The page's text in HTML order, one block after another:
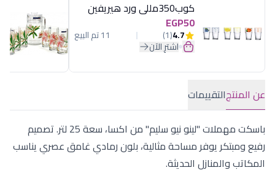
كوب350مللى ورد هيريفين
EGP50
4.7
(1) 11 تم البيع
اشترِ الآن
عن المنتجالتقييمات
باسكت مهملات "لينو نيو سليم" من اكسا، سعة 25 لتر. تصميم
رفيع ومبتكر يوفر مساحة مثالية، بلون رمادي غامق عصري يناسب
المكاتب والمنازل الحديثة.